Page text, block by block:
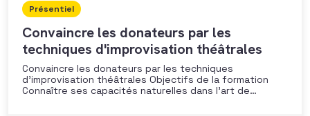
Présentiel
Convaincre les donateurs par les
techniques d'improvisation théâtrales
Convaincre les donateurs par les techniques
d’improvisation théâtrales Objectifs de la formation
Connaître ses capacités naturelles dans l’art de